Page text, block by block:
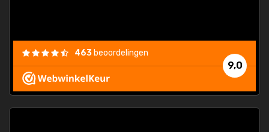
9,0
463 beoordelingen